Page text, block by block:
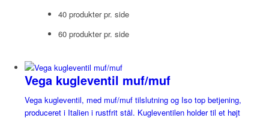
40 produkter pr. side
60 produkter pr. side
Vega kugleventil muf/muf
Vega kugleventil, med muf/muf tilslutning og Iso top betjening,
produceret i Italien i rustfrit stål. Kugleventilen holder til et højt